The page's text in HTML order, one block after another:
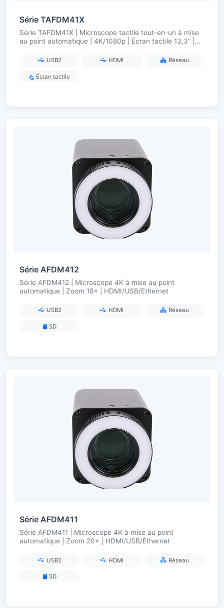
Série TAFDM41X
Série TAFDM41X | Microscope tactile tout-en-un à mise
au point automatique | 4K/1080p | Écran tactile 13,3" |
USB2 HDMI Réseau
Écran tactile
Série AFDM412
Série AFDM412 | Microscope 4K à mise au point
automatique | Zoom 18× | HDMI/USB/Ethernet
USB2 HDMI Réseau
SD
Série AFDM411
Série AFDM411 | Microscope 4K à mise au point
automatique | Zoom 20× | HDMI/USB/Ethernet
USB2 HDMI Réseau
SD